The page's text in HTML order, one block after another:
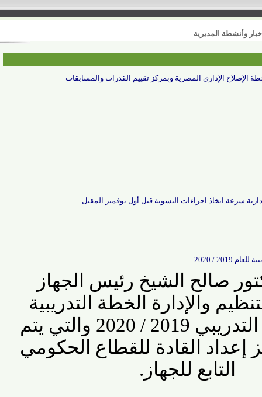
المديرية
الإداري المصرية وبمركز تقييم القدرات والمسابقات
سرعة اتخاذ اجراءات التسوية قبل أول نوفمبر المقبل
صالح الشيخ رئيس الجهاز
والإدارة الخطة التدريبية
للجهاز للعام التدريبي 2019 / 2020 والتي يتم
القادة للقطاع الحكومي
التابع للجهاز.